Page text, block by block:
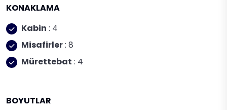
KONAKLAMA
Kabin : 4
Misafirler: 8
Mürettebat : 4
BOYUTLAR